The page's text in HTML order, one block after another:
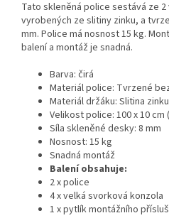
Tato skleněná police sestává ze
vyrobených ze slitiny zinku, a
mm. Police má nosnost 15 kg.
balení a montáž je snadná.
Barva: čirá
Materiál police: Tvrzené
Materiál držáku: Slitina zinku
Velikost police: 100 x 10 cm
Síla skleněné desky: 8 mm
Nosnost: 15 kg
Snadná montáž
Balení obsahuje:
2 x police
4 x velká svorková konzola
1 x pytlík montážního